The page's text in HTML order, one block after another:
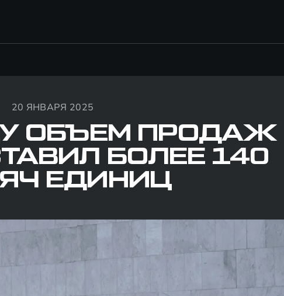
20 ЯНВАРЯ 2025
ОБЪЕМ ПРОДАЖ
БОЛЕЕ 140
ЕДИНИЦ